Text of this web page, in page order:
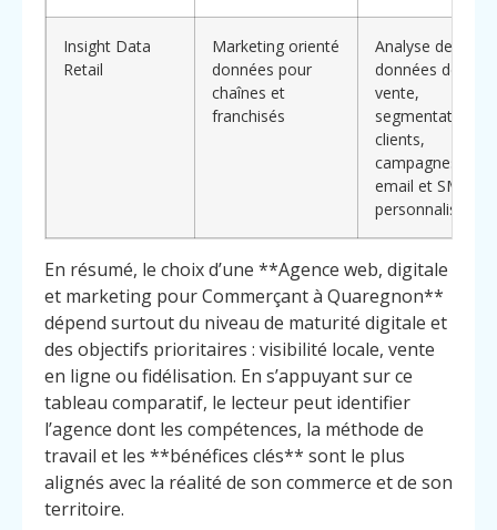
Insight Data
Retail
Marketing orienté
données pour
chaînes et
franchisés
Analyse de
données de
vente,
segmentation
clients,
campagnes
email et SMS
personnalisées
En résumé, le choix d’une **Agence web, digitale
et marketing pour Commerçant à Quaregnon**
dépend surtout du niveau de maturité digitale et
des objectifs prioritaires : visibilité locale, vente
en ligne ou fidélisation. En s’appuyant sur ce
tableau comparatif, le lecteur peut identifier
l’agence dont les compétences, la méthode de
travail et les **bénéfices clés** sont le plus
alignés avec la réalité de son commerce et de son
territoire.